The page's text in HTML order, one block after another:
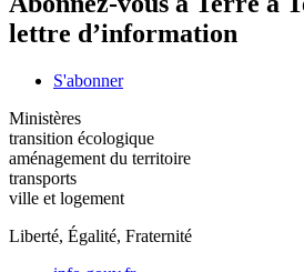
lettre d’information
S'abonner
Ministères
transition écologique
aménagement du territoire
transports
ville et logement
Liberté, Égalité, Fraternité